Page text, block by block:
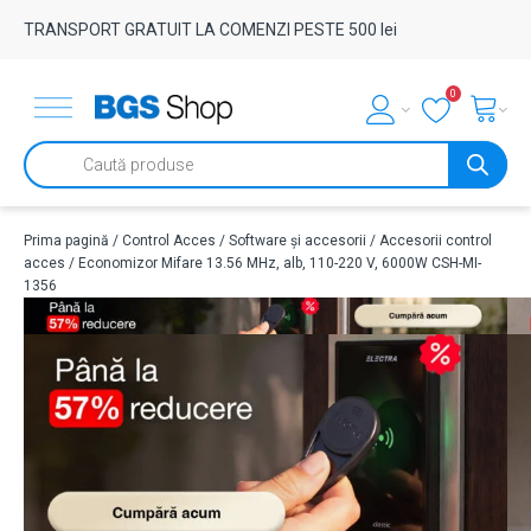
TRANSPORT GRATUIT LA COMENZI PESTE 500 lei
0
Products
search
Prima pagină / Control Acces / Software și accesorii / Accesorii control
acces / Economizor Mifare 13.56 MHz, alb, 110-220 V, 6000W CSH-MI-
1356